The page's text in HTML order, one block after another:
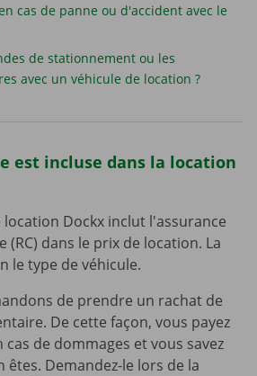
cas de panne ou d'accident avec le
de stationnement ou les
avec un véhicule de location ?
est incluse dans la location
location Dockx inclut l'assurance
(RC) dans le prix de location. La
le type de véhicule.
de prendre un rachat de
De cette façon, vous payez
de dommages et vous savez
Demandez-le lors de la